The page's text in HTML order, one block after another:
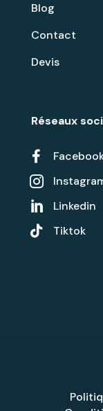
Réseaux



Linkedin

Tiktok
Blog
Contact
Devis